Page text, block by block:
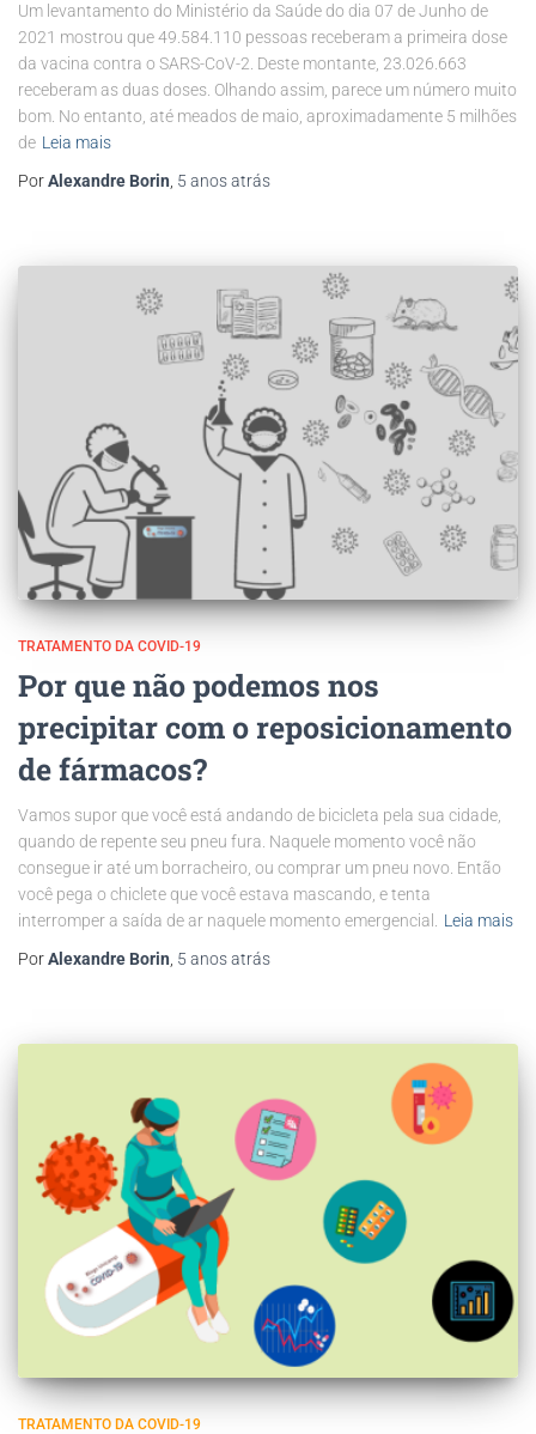
Um levantamento do Ministério da Saúde do dia 07 de Junho de
2021 mostrou que 49.584.110 pessoas receberam a primeira dose
da vacina contra o SARS-CoV-2. Deste montante, 23.026.663
receberam as duas doses. Olhando assim, parece um número muito
bom. No entanto, até meados de maio, aproximadamente 5 milhões
de Leia mais
PorAlexandre Borin, 5 anosatrás
TRATAMENTO DA COVID-19
Por que não podemos nos
precipitar com o reposicionamento
de fármacos?
Vamos supor que você está andando de bicicleta pela sua cidade,
quando de repente seu pneu fura. Naquele momento você não
consegue ir até um borracheiro, ou comprar um pneu novo. Então
você pega o chiclete que você estava mascando, e tenta
interromper a saída de ar naquele momento emergencial.
Leia mais
PorAlexandre Borin 5 anosatrás
TRATAMENTO DA COVID-19